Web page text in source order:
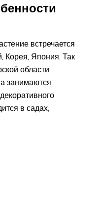
встречается
Корея, Япония. Так
области.
занимаются
в садах,